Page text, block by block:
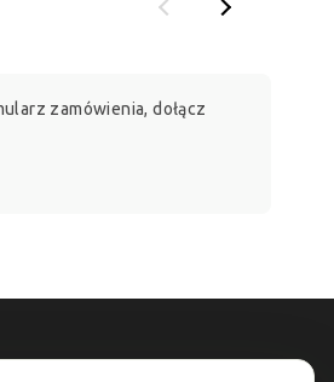
zamówienia, dołącz